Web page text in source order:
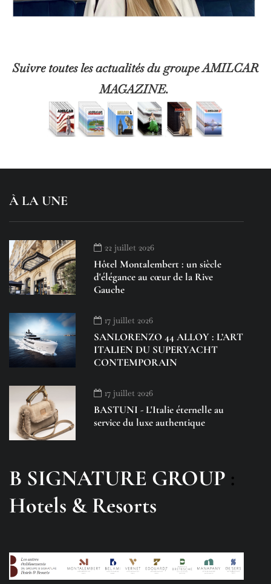
Suivre toutes les actualités du groupe AMILCAR
MAGAZINE.
À LA UNE
22 juillet 2026
Hôtel Montalembert : un siècle
d'élégance au cœur de la Rive
Gauche
17 juillet 2026
SANLORENZO 44 ALLOY : L’ART
ITALIEN DU SUPERYACHT
CONTEMPORAIN
17 juillet 2026
BASTUNI - L'Italie éternelle au
service du luxe authentique
B SIGNATURE GROUP :
Hotels & Resorts